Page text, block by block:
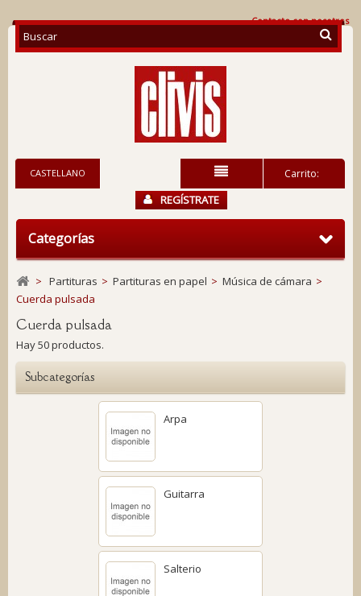
Contacte con nosotros
Carrito:
CASTELLANO
REGÍSTRATE
Categorías
> Partituras > Partituras en papel > Música de cámara >
Cuerda pulsada
Cuerda pulsada
Hay 50 productos.
Subcategorías
Arpa
Guitarra
Salterio